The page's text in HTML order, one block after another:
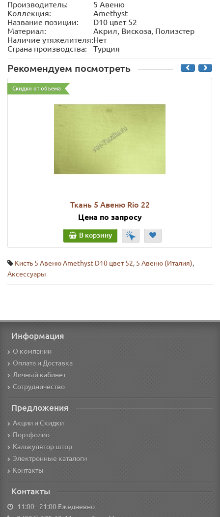
Производитель:
5 Авеню
Коллекция:
Amethyst
Название позиции:
D10 цвет 52
Материал:
Акрил, Вискоза, Полиэстер
Наличие утяжелителя:Нет
Страна производства:
Турция
Рекомендуем посмотреть
Скидки от объема
Ткань 5 Авеню Rio 22
Цена по запросу
В корзину
Кисть 5 Авеню Amethyst D10 цвет 52, 5 Авеню (Италия),
Аксессуары
Информация
О компании
Оплата и Доставка
Личный кабинет
Сотрудничество
Предложения
Акции и Скидки
Портфолио
Калькулятор штор
Электронные каталоги
Контакты
Контакты
11:00 - 21:00 Ежедневно